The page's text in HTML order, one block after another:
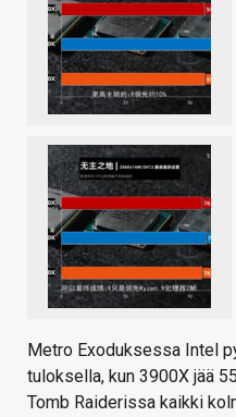
Metro Exoduksessa Intel
tuloksella, kun 3900X jää
Tomb Raiderissa kaikki